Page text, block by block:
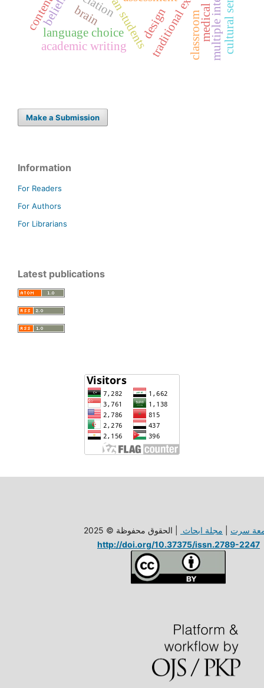
traditional exams
libyan students
language choice
academic writing classroom
beliefs
content design
brain
Make a Submission
Information
For Readers
For Authors
For Librarians
Latest publications
سرت مجلة ابحاث
| الحقوق محفوظة © 2025
http://doi.org/10.37375/issn.2789-2247